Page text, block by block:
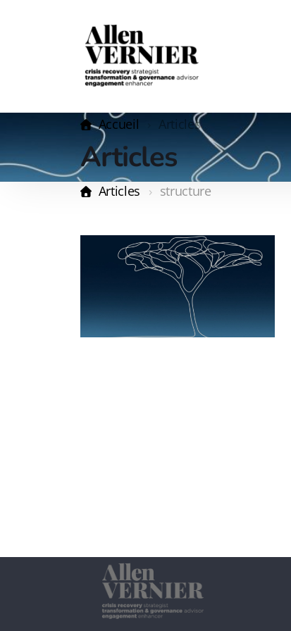
Accueil Articles
Articles
Articles structure